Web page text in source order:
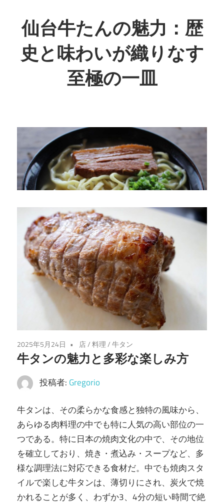
ン
テ
ン
ツ
仙台牛たんの魅力：歴
史と味わいが織りなす
至極の一皿
が
く、
至
わ
い
に。
仙
台
の
魅
を
堪
能
し
よ
う！
2025年5月24日 店/料理/牛タン
牛タンの魅力と多彩な楽しみ方
投稿者: Gregorio
牛タンは、その柔らかな食感と独特の風味から、
あらゆる肉料理の中でも特に人気の高い部位の一
つである。 特に日本の焼肉文化の中で、その地位
を確立しており、焼き・煮込み・スープなど、多
様な調理法に対応できる食材だ。中でも焼肉スタ
イルで楽しむ牛タンは、薄切りにされ、炭火で焼
かれることが多く、わずか3、4分の短い時間で絶